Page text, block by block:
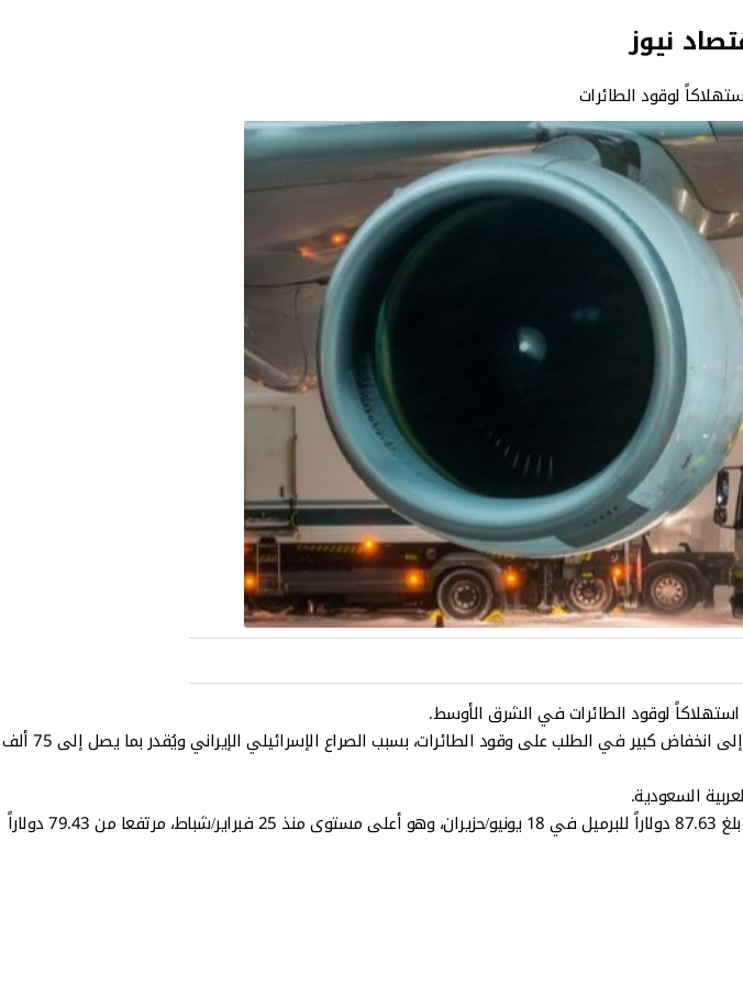
نيوز
لوقود الطائرات
استهلاكاً لوقود الطائرات في الشرق الأوسط.
وذكرت الشركة أن منطقة الشرق الأوسط شهدت انخفاضاً في رحلات الطيران يقارب 1500 رحلة يومياً مما أدى إلى انخفاض كبير في الطلب على وقود الطائرات، بسبب الصراع الإسرائيلي الإيراني ويُقدر بما يصل إلى 75 ألف
السعودية.
وبينت ان سعر وقود الطائرات/الكيروسين المقدر من قبل بلاتس للتسليم على ظهر السفينة في الخليج العربي بلغ 87.63 دولاراً للبرميل في 18 يونيو/حزيران، وهو أعلى مستوى منذ 25 فبراير/شباط، مرتفعا من 79.43 دولاراً